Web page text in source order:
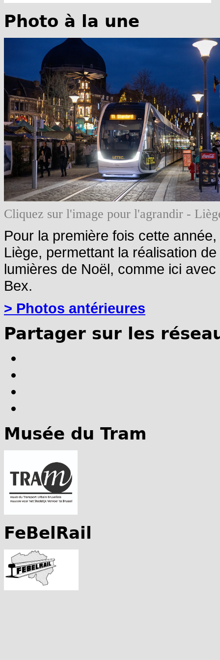
Photo à la une
Cliquez sur l'image pour l'agrandir -
Pour la première fois cette
Liège, permettant la réalisation
lumières de Noël, comme ici
Bex.
> Photos antérieures
Partager sur les
Musée du Tram
FeBelRail